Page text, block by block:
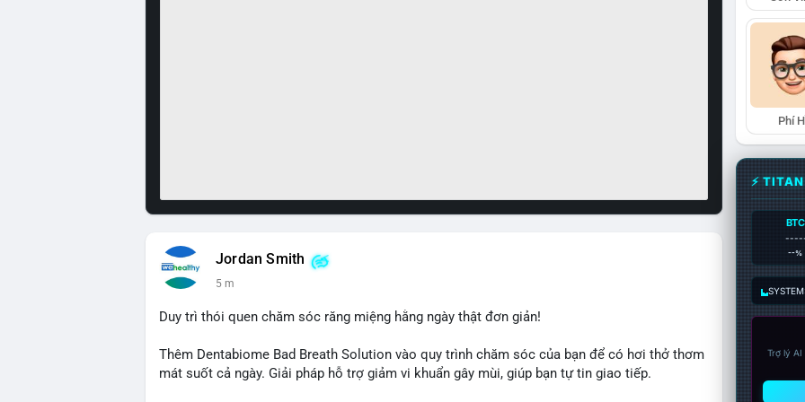
Jordan Smith
5 m
Duy trì thói quen chăm sóc răng miệng hằng ngày thật đơn giản!
Thêm Dentabiome Bad Breath Solution vào quy trình chăm sóc của bạn để có hơi thở thơm
mát suốt cả ngày. Giải pháp hỗ trợ giảm vi khuẩn gây mùi, giúp bạn tự tin giao tiếp.
Phí
⚡
BTC
--%
Trợ lý